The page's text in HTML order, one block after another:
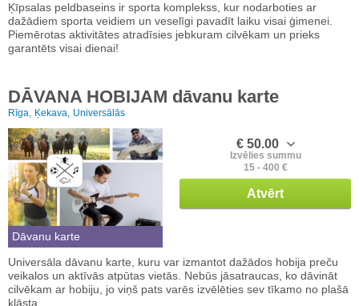
Ķīpsalas peldbaseins ir sporta komplekss, kur nodarboties ar
dažādiem sporta veidiem un veselīgi pavadīt laiku visai ģimenei.
Piemērotas aktivitātes atradīsies jebkuram cilvēkam un prieks
garantēts visai dienai!
DĀVANA HOBIJAM dāvanu karte
Rīga, Ķekava, Universālās
Dāvanu karte
€ 50.00
Izvēlies summu
15 - 400 €
Atvērt
Universāla dāvanu karte, kuru var izmantot dažādos hobija preču
veikalos un aktīvās atpūtas vietās. Nebūs jāsatraucas, ko dāvināt
cilvēkam ar hobiju, jo viņš pats varēs izvēlēties sev tīkamo no plašā
klāsta.